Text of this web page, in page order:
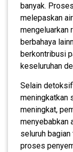
banyak.
melepaskan
mengeluarkan
berbahaya
berkontribusi
keseluruhan
Selain
meningkatkan
meningkat,
menyebabkan
seluruh
proses